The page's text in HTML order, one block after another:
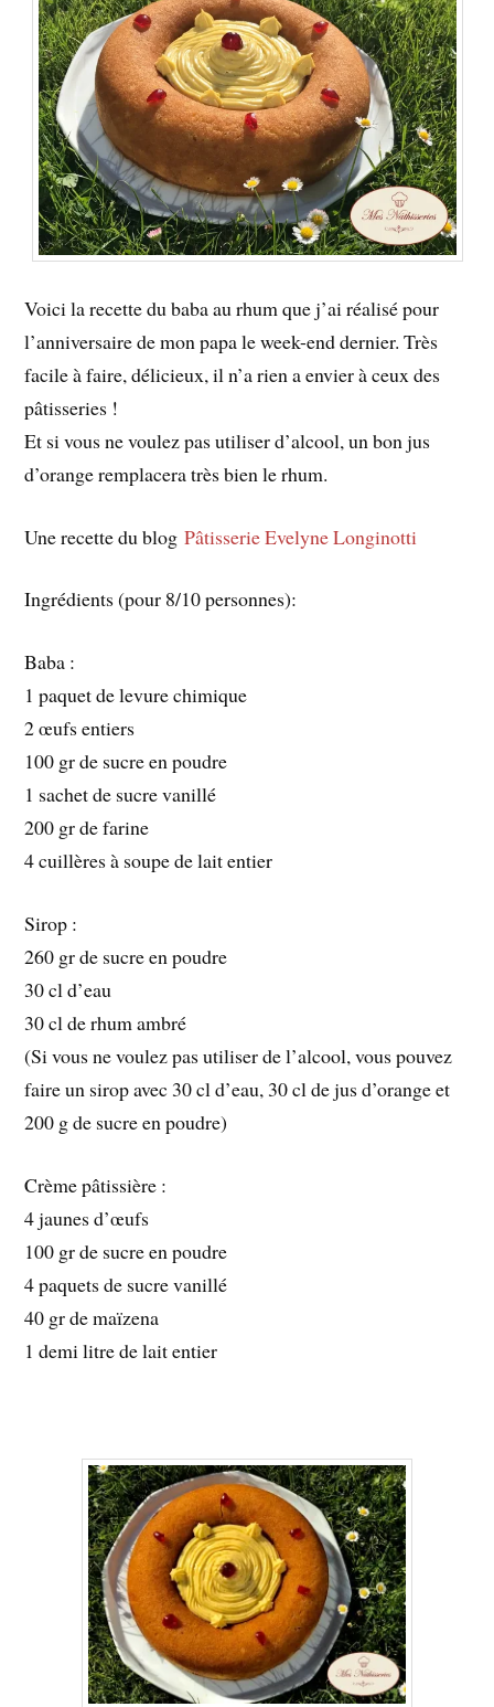
Voici la recette du baba au rhum que j’ai réalisé pour
l’anniversaire de mon papa le week-end dernier. Très
facile à faire, délicieux, il n’a rien a envier à ceux des
pâtisseries !
Et si vous ne voulez pas utiliser d’alcool, un bon jus
d’orange remplacera très bien le rhum.
Une recette du blogPâtisserie Evelyne Longinotti
Ingrédients (pour 8/10 personnes):
Baba :
1 paquet de levure chimique
2 œufs entiers
100 gr de sucre en poudre
1 sachet de sucre vanillé
200 gr de farine
4 cuillères à soupe de lait entier
Sirop :
260 gr de sucre en poudre
30 cl d’eau
30 cl de rhum ambré
(Si vous ne voulez pas utiliser de l’alcool, vous pouvez
faire un sirop avec 30 cl d’eau, 30 cl de jus d’orange et
200 g de sucre en poudre)
Crème pâtissière :
4 jaunes d’œufs
100 gr de sucre en poudre
4 paquets de sucre vanillé
40 gr de maïzena
1 demi litre de lait entier